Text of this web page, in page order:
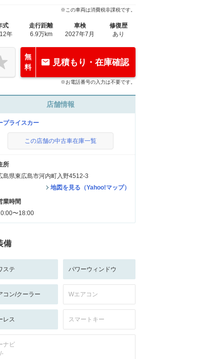
※この車両は消費税非課税です。
式
年
走行距離
6.9万km
車検
2027年7月
修復歴
あり
無
料
見積もり・在庫確認
※お電話番号の入力は不要です。
店舗情報
プライスカー
この店舗の中古車在庫一覧
所
島県東広島市河内町入野4512-3
地図を見る（Yahoo!マップ）
業時間
〜18:00
備
ステ パワーウィンドウ
コン/クーラー Wエアコン
レス スマートキー
ナビ